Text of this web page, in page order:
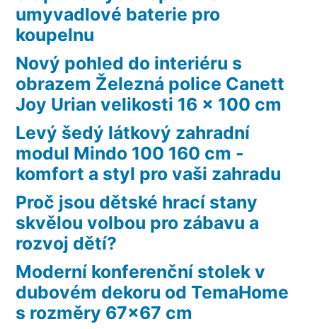
umyvadlové baterie pro
koupelnu
Nový pohled do interiéru s
obrazem Železná police Canett
Joy Urian velikosti 16 x 100 cm
Levý šedý látkový zahradní
modul Mindo 100 160 cm -
komfort a styl pro vaši zahradu
Proč jsou dětské hrací stany
skvělou volbou pro zábavu a
rozvoj dětí?
Moderní konferenční stolek v
dubovém dekoru od TemaHome
s rozměry 67×67 cm